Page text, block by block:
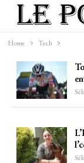
Home Tech